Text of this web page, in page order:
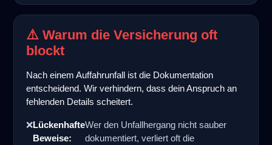
⚠️ Warum die Versicherung oft
blockt
Nach einem Auffahrunfall ist die Dokumentation
entscheidend. Wir verhindern, dass dein Anspruch an
fehlenden Details scheitert.
❌Lückenhafte
Beweise:
Wer den Unfallhergang nicht sauber
dokumentiert, verliert oft die